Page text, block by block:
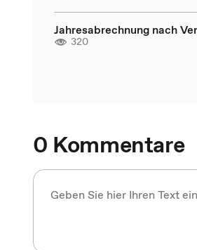
Jahresabrechnung nach
320
0 Kommentare